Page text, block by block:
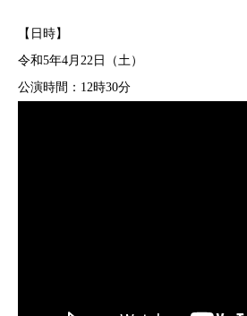
【日時】
令和5年4月22日（土）
公演時間：12時30分